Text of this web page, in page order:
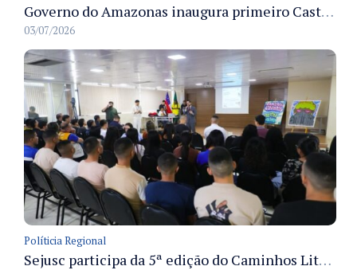
Governo do Amazonas inaugura primeiro Castramóvel Fluvial para atendimento veterinário às comunidades ribeirinhas e castração gratuita
03/07/2026
Políticia Regional
Sejusc participa da 5ª edição do Caminhos Literários com foco na cultura hip-hop nas unidades socioeducativas